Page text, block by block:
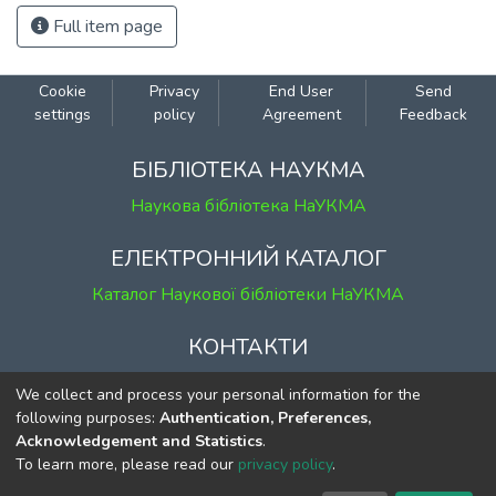
Full item page
Cookie
settings
Privacy
policy
End User
Agreement
Send
Feedback
БІБЛІОТЕКА НАУКМА
Наукова бібліотека НаУКМА
ЕЛЕКТРОННИЙ КАТАЛОГ
Каталог Наукової бібліотеки НаУКМА
КОНТАКТИ
м. Київ, вул. Григорія Сковороди, 2
к. 1, к. 120
тел. (044) 463-69-31
ekmair@ukma.edu.ua
We collect and process your personal information for the
following purposes: Authentication, Preferences,
Acknowledgement and Statistics.
To learn more, please read our privacy policy.